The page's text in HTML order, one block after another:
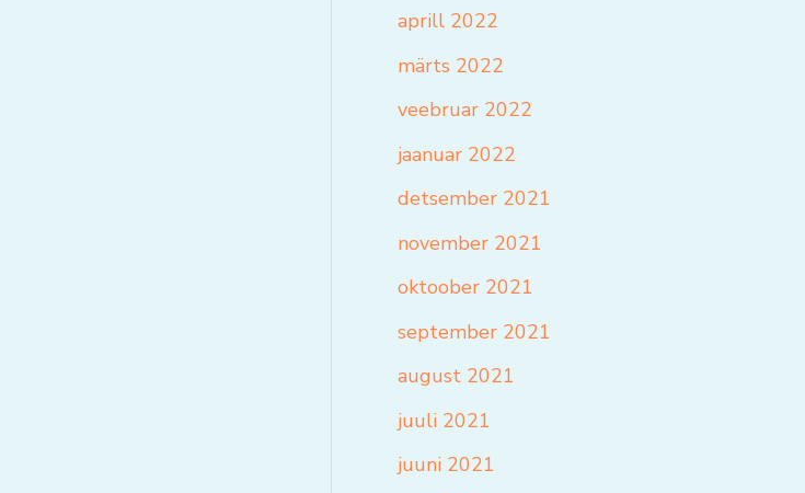
aprill 2022
märts 2022
veebruar 2022
jaanuar 2022
detsember 2021
november 2021
oktoober 2021
september 2021
august 2021
juuli 2021
juuni 2021